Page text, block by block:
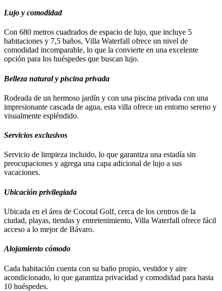
Lujo y comodidad
Con 680 metros cuadrados de espacio de lujo, que incluye 5
habitaciones y 7,5 baños, Villa Waterfall ofrece un nivel de
comodidad incomparable, lo que la convierte en una excelente
opción para los huéspedes que buscan lujo.
Belleza natural y piscina privada
Rodeada de un hermoso jardín y con una piscina privada con una
impresionante cascada de agua, esta villa ofrece un entorno sereno y
visualmente espléndido.
Servicios exclusivos
Servicio de limpieza incluido, lo que garantiza una estadía sin
preocupaciones y agrega una capa adicional de lujo a sus
vacaciones.
Ubicación privilegiada
Ubicada en el área de Cocotal Golf, cerca de los centros de la
ciudad, playas, tiendas y entretenimiento, Villa Waterfall ofrece fácil
acceso a lo mejor de Bávaro.
Alojamiento cómodo
Cada habitación cuenta con su baño propio, vestidor y aire
acondicionado, lo que garantiza privacidad y comodidad para hasta
10 huéspedes.